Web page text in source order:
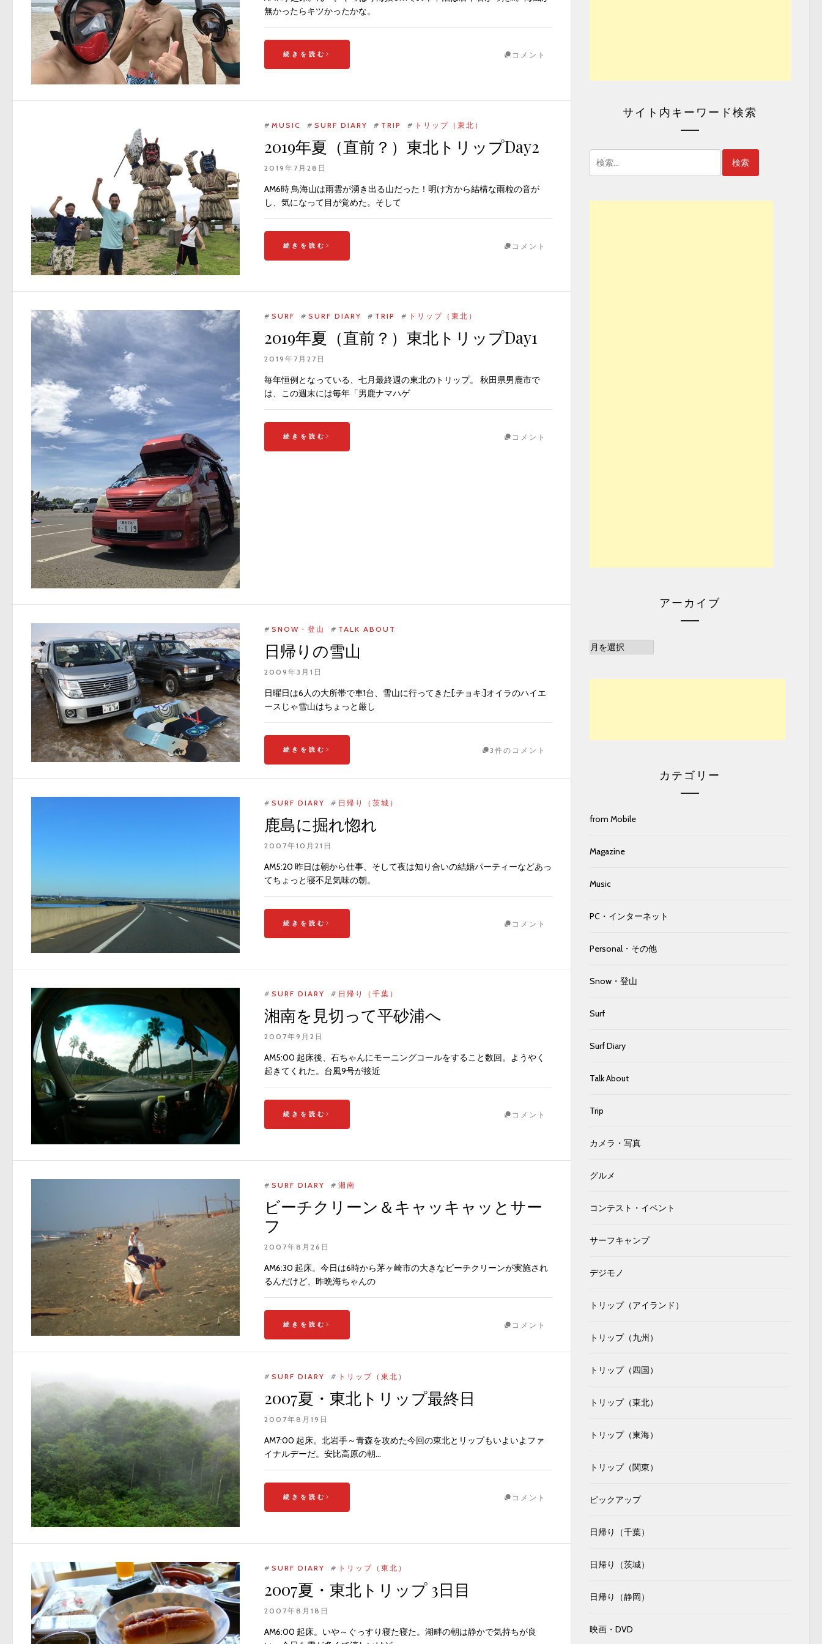
無かったらキツかったかな。
続きを読む コメント
# MUSIC # SURF DIARY # TRIP # トリップ（東北）
2019年夏（直前？）東北トリップDay2
2019年7月28日
AM6時 鳥海山は雨雲が湧き出る山だった！明け方から結構な雨粒の音が
し、気になって目が覚めた。そして
続きを読む コメント
# SURF # SURF DIARY # TRIP # トリップ（東北）
2019年夏（直前？）東北トリップDay1
2019年7月27日
毎年恒例となっている、七月最終週の東北のトリップ。 秋田県男鹿市で
は、この週末には毎年「男鹿ナマハゲ
続きを読む コメント
# SNOW・登山 # TALK ABOUT
日帰りの雪山
2009年3月1日
日曜日は6人の大所帯で車1台、雪山に行ってきた[:チョキ:]オイラのハイエ
ースじゃ雪山はちょっと厳し
続きを読む 3件のコメント
# SURF DIARY # 日帰り（茨城）
鹿島に掘れ惚れ
2007年10月21日
AM5:20 昨日は朝から仕事、そして夜は知り合いの結婚パーティーなどあっ
てちょっと寝不足気味の朝。
続きを読む コメント
# SURF DIARY # 日帰り（千葉）
湘南を見切って平砂浦へ
2007年9月2日
AM5:00 起床後、石ちゃんにモーニングコールをすること数回。ようやく
起きてくれた。台風9号が接近
続きを読む コメント
# SURF DIARY # 湘南
ビーチクリーン＆キャッキャッとサー
フ
2007年8月26日
AM6:30 起床。今日は6時から茅ヶ崎市の大きなビーチクリーンが実施され
るんだけど、昨晩海ちゃんの
続きを読む コメント
# SURF DIARY # トリップ（東北）
2007夏・東北トリップ最終日
2007年8月19日
AM7:00 起床。北岩手～青森を攻めた今回の東北とリップもいよいよファ
イナルデーだ。安比高原の朝…
続きを読む コメント
# SURF DIARY # トリップ（東北）
2007夏・東北トリップ 3日目
2007年8月18日
AM6:00 起床。いや～ぐっすり寝た寝た。湖畔の朝は静かで気持ちが良
サイト内キーワード検索
検
索:
アーカイブ
ア
カテゴリー
from Mobile
Magazine
Music
PC・インターネット
Personal・その他
Snow・登山
Surf
Surf Diary
Talk About
Trip
カメラ・写真
グルメ
コンテスト・イベント
サーフキャンプ
デジモノ
トリップ（アイランド）
トリップ（九州）
トリップ（四国）
トリップ（東北）
トリップ（東海）
トリップ（関東）
ピックアップ
日帰り（千葉）
日帰り（茨城）
日帰り（静岡）
映画・DVD